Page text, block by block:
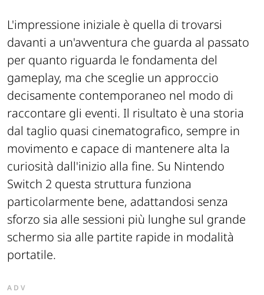
L'impressione iniziale è quella di trovarsi
davanti a un'avventura che guarda al passato
per quanto riguarda le fondamenta del
gameplay, ma che sceglie un approccio
decisamente contemporaneo nel modo di
raccontare gli eventi. Il risultato è una storia
dal taglio quasi cinematografico, sempre in
movimento e capace di mantenere alta la
curiosità dall'inizio alla fine. Su Nintendo
Switch 2 questa struttura funziona
particolarmente bene, adattandosi senza
sforzo sia alle sessioni più lunghe sul grande
schermo sia alle partite rapide in modalità
portatile.
ADV